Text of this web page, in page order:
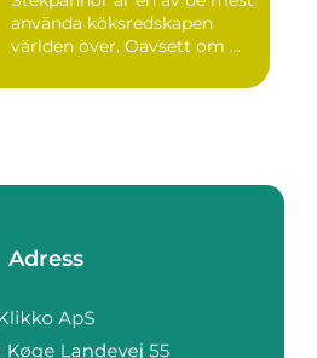
använda köksredskapen
världen över. Oavsett om ...
Adress